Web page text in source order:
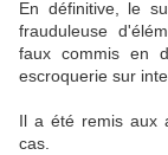
En définitive, le
frauduleuse
faux commis en
escroquerie sur
Il a été remis aux
cas.